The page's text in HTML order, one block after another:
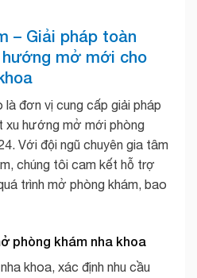
– Giải pháp toàn
mở mới cho
đơn vị cung cấp giải pháp
xu hướng mở mới phòng
Với đội ngũ chuyên gia tâm
chúng tôi cam kết hỗ trợ
trình mở phòng khám, bao
phòng khám nha khoa
khoa, xác định nhu cầu